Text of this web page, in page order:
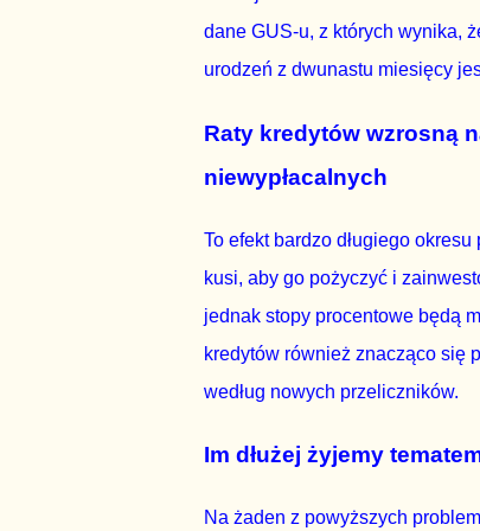
dane GUS-u, z których wynika,
urodzeń z dwunastu miesięcy
Raty kredytów wzrosną
niewypłacalnych
To efekt bardzo długiego
kusi, aby go pożyczyć i
jednak stopy procentowe będą
kredytów również znacząco się
według nowych przeliczników.
Im dłużej żyjemy
Na żaden z powyższych